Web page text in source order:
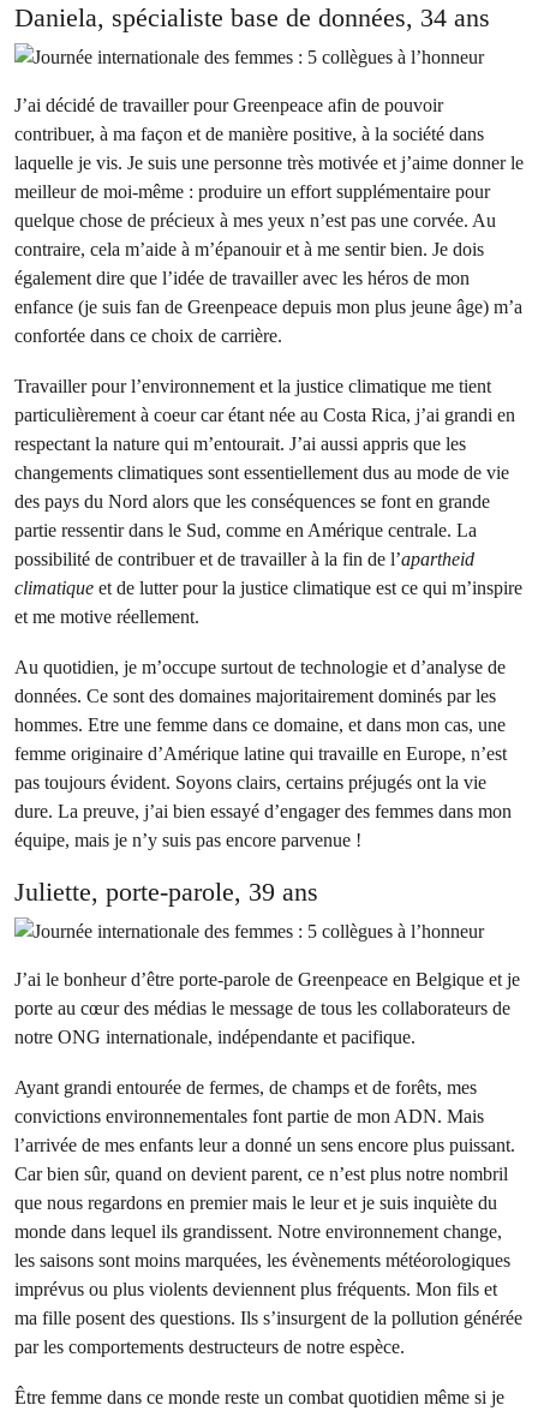
Daniela, spécialiste base de données, 34 ans
J’ai décidé de travailler pour Greenpeace afin de pouvoir
contribuer, à ma façon et de manière positive, à la société dans
laquelle je vis. Je suis une personne très motivée et j’aime donner le
meilleur de moi-même : produire un effort supplémentaire pour
quelque chose de précieux à mes yeux n’est pas une corvée. Au
contraire, cela m’aide à m’épanouir et à me sentir bien. Je dois
également dire que l’idée de travailler avec les héros de mon
enfance (je suis fan de Greenpeace depuis mon plus jeune âge) m’a
confortée dans ce choix de carrière.
Travailler pour l’environnement et la justice climatique me tient
particulièrement à coeur car étant née au Costa Rica, j’ai grandi en
respectant la nature qui m’entourait. J’ai aussi appris que les
changements climatiques sont essentiellement dus au mode de vie
des pays du Nord alors que les conséquences se font en grande
partie ressentir dans le Sud, comme en Amérique centrale. La
possibilité de contribuer et de travailler à la fin de l’apartheid
climatique et de lutter pour la justice climatique est ce qui m’inspire
et me motive réellement.
Au quotidien, je m’occupe surtout de technologie et d’analyse de
données. Ce sont des domaines majoritairement dominés par les
hommes. Etre une femme dans ce domaine, et dans mon cas, une
femme originaire d’Amérique latine qui travaille en Europe, n’est
pas toujours évident. Soyons clairs, certains préjugés ont la vie
dure. La preuve, j’ai bien essayé d’engager des femmes dans mon
équipe, mais je n’y suis pas encore parvenue !
Juliette, porte-parole, 39 ans
J’ai le bonheur d’être porte-parole de Greenpeace en Belgique et je
porte au cœur des médias le message de tous les collaborateurs de
notre ONG internationale, indépendante et pacifique.
Ayant grandi entourée de fermes, de champs et de forêts, mes
convictions environnementales font partie de mon ADN. Mais
l’arrivée de mes enfants leur a donné un sens encore plus puissant.
Car bien sûr, quand on devient parent, ce n’est plus notre nombril
que nous regardons en premier mais le leur et je suis inquiète du
monde dans lequel ils grandissent. Notre environnement change,
les saisons sont moins marquées, les évènements météorologiques
imprévus ou plus violents deviennent plus fréquents. Mon fils et
ma fille posent des questions. Ils s’insurgent de la pollution générée
par les comportements destructeurs de notre espèce.
Être femme dans ce monde reste un combat quotidien même si je